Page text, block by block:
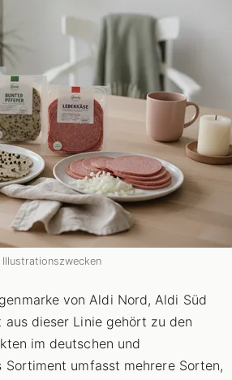
von Aldi Nord, Aldi Süd
dieser Linie gehört zu den
im deutschen und
Sortiment umfasst mehrere Sorten,